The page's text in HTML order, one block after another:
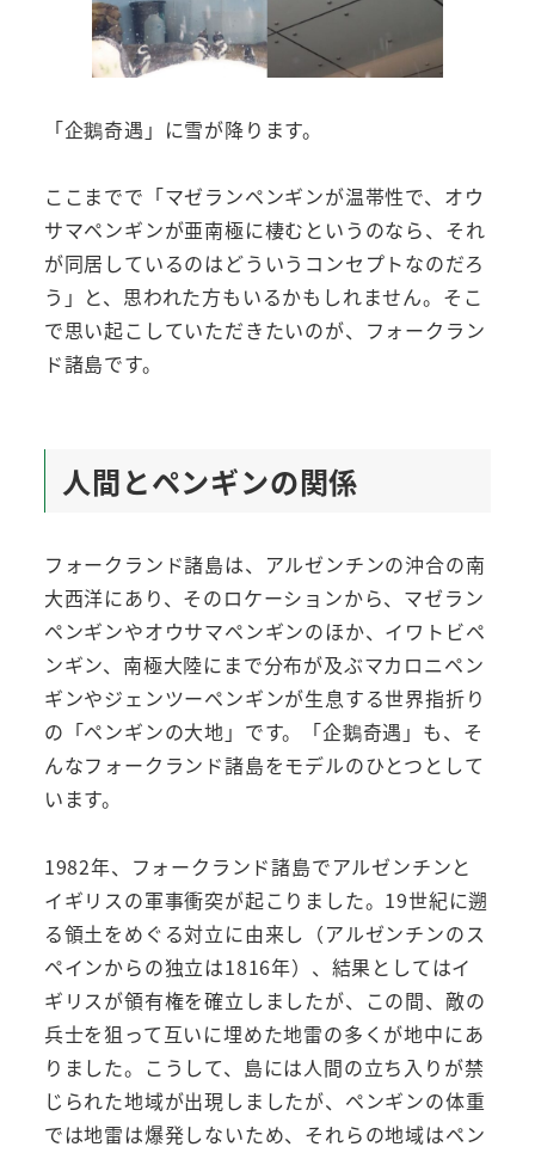
「企鵝奇遇」に雪が降ります。
ここまでで「マゼランペンギンが温帯性で、オウ
サマペンギンが亜南極に棲むというのなら、それ
が同居しているのはどういうコンセプトなのだろ
う」と、思われた方もいるかもしれません。そこ
で思い起こしていただきたいのが、フォークラン
ド諸島です。
人間とペンギンの関係
フォークランド諸島は、アルゼンチンの沖合の南
大西洋にあり、そのロケーションから、マゼラン
ペンギンやオウサマペンギンのほか、イワトビペ
ンギン、南極大陸にまで分布が及ぶマカロニペン
ギンやジェンツーペンギンが生息する世界指折り
の「ペンギンの大地」です。「企鵝奇遇」も、そ
んなフォークランド諸島をモデルのひとつとして
います。
1982年、フォークランド諸島でアルゼンチンと
イギリスの軍事衝突が起こりました。19世紀に遡
る領土をめぐる対立に由来し（アルゼンチンのス
ペインからの独立は1816年）、結果としてはイ
ギリスが領有権を確立しましたが、この間、敵の
兵士を狙って互いに埋めた地雷の多くが地中にあ
りました。こうして、島には人間の立ち入りが禁
じられた地域が出現しましたが、ペンギンの体重
では地雷は爆発しないため、それらの地域はペン